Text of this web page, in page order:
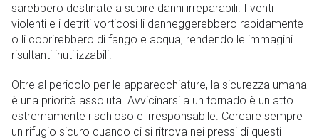
sarebbero destinate a subire danni irreparabili. I venti
violenti e i detriti vorticosi li danneggerebbero rapidamente
o li coprirebbero di fango e acqua, rendendo le immagini
risultanti inutilizzabili.
Oltre al pericolo per le apparecchiature, la sicurezza umana
è una priorità assoluta. Avvicinarsi a un tornado è un atto
estremamente rischioso e irresponsabile. Cercare sempre
un rifugio sicuro quando ci si ritrova nei pressi di questi